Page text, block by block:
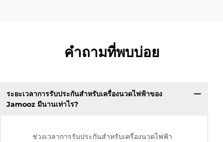
คำถามที่พบบ่อย
ระยะเวลาการรับประกันสำหรับเครื่องนวดไฟฟ้าของ
Jamooz มีนานเท่าไร?
ช่วงเวลาการรับประกันสำหรับเครื่องนวดไฟฟ้า